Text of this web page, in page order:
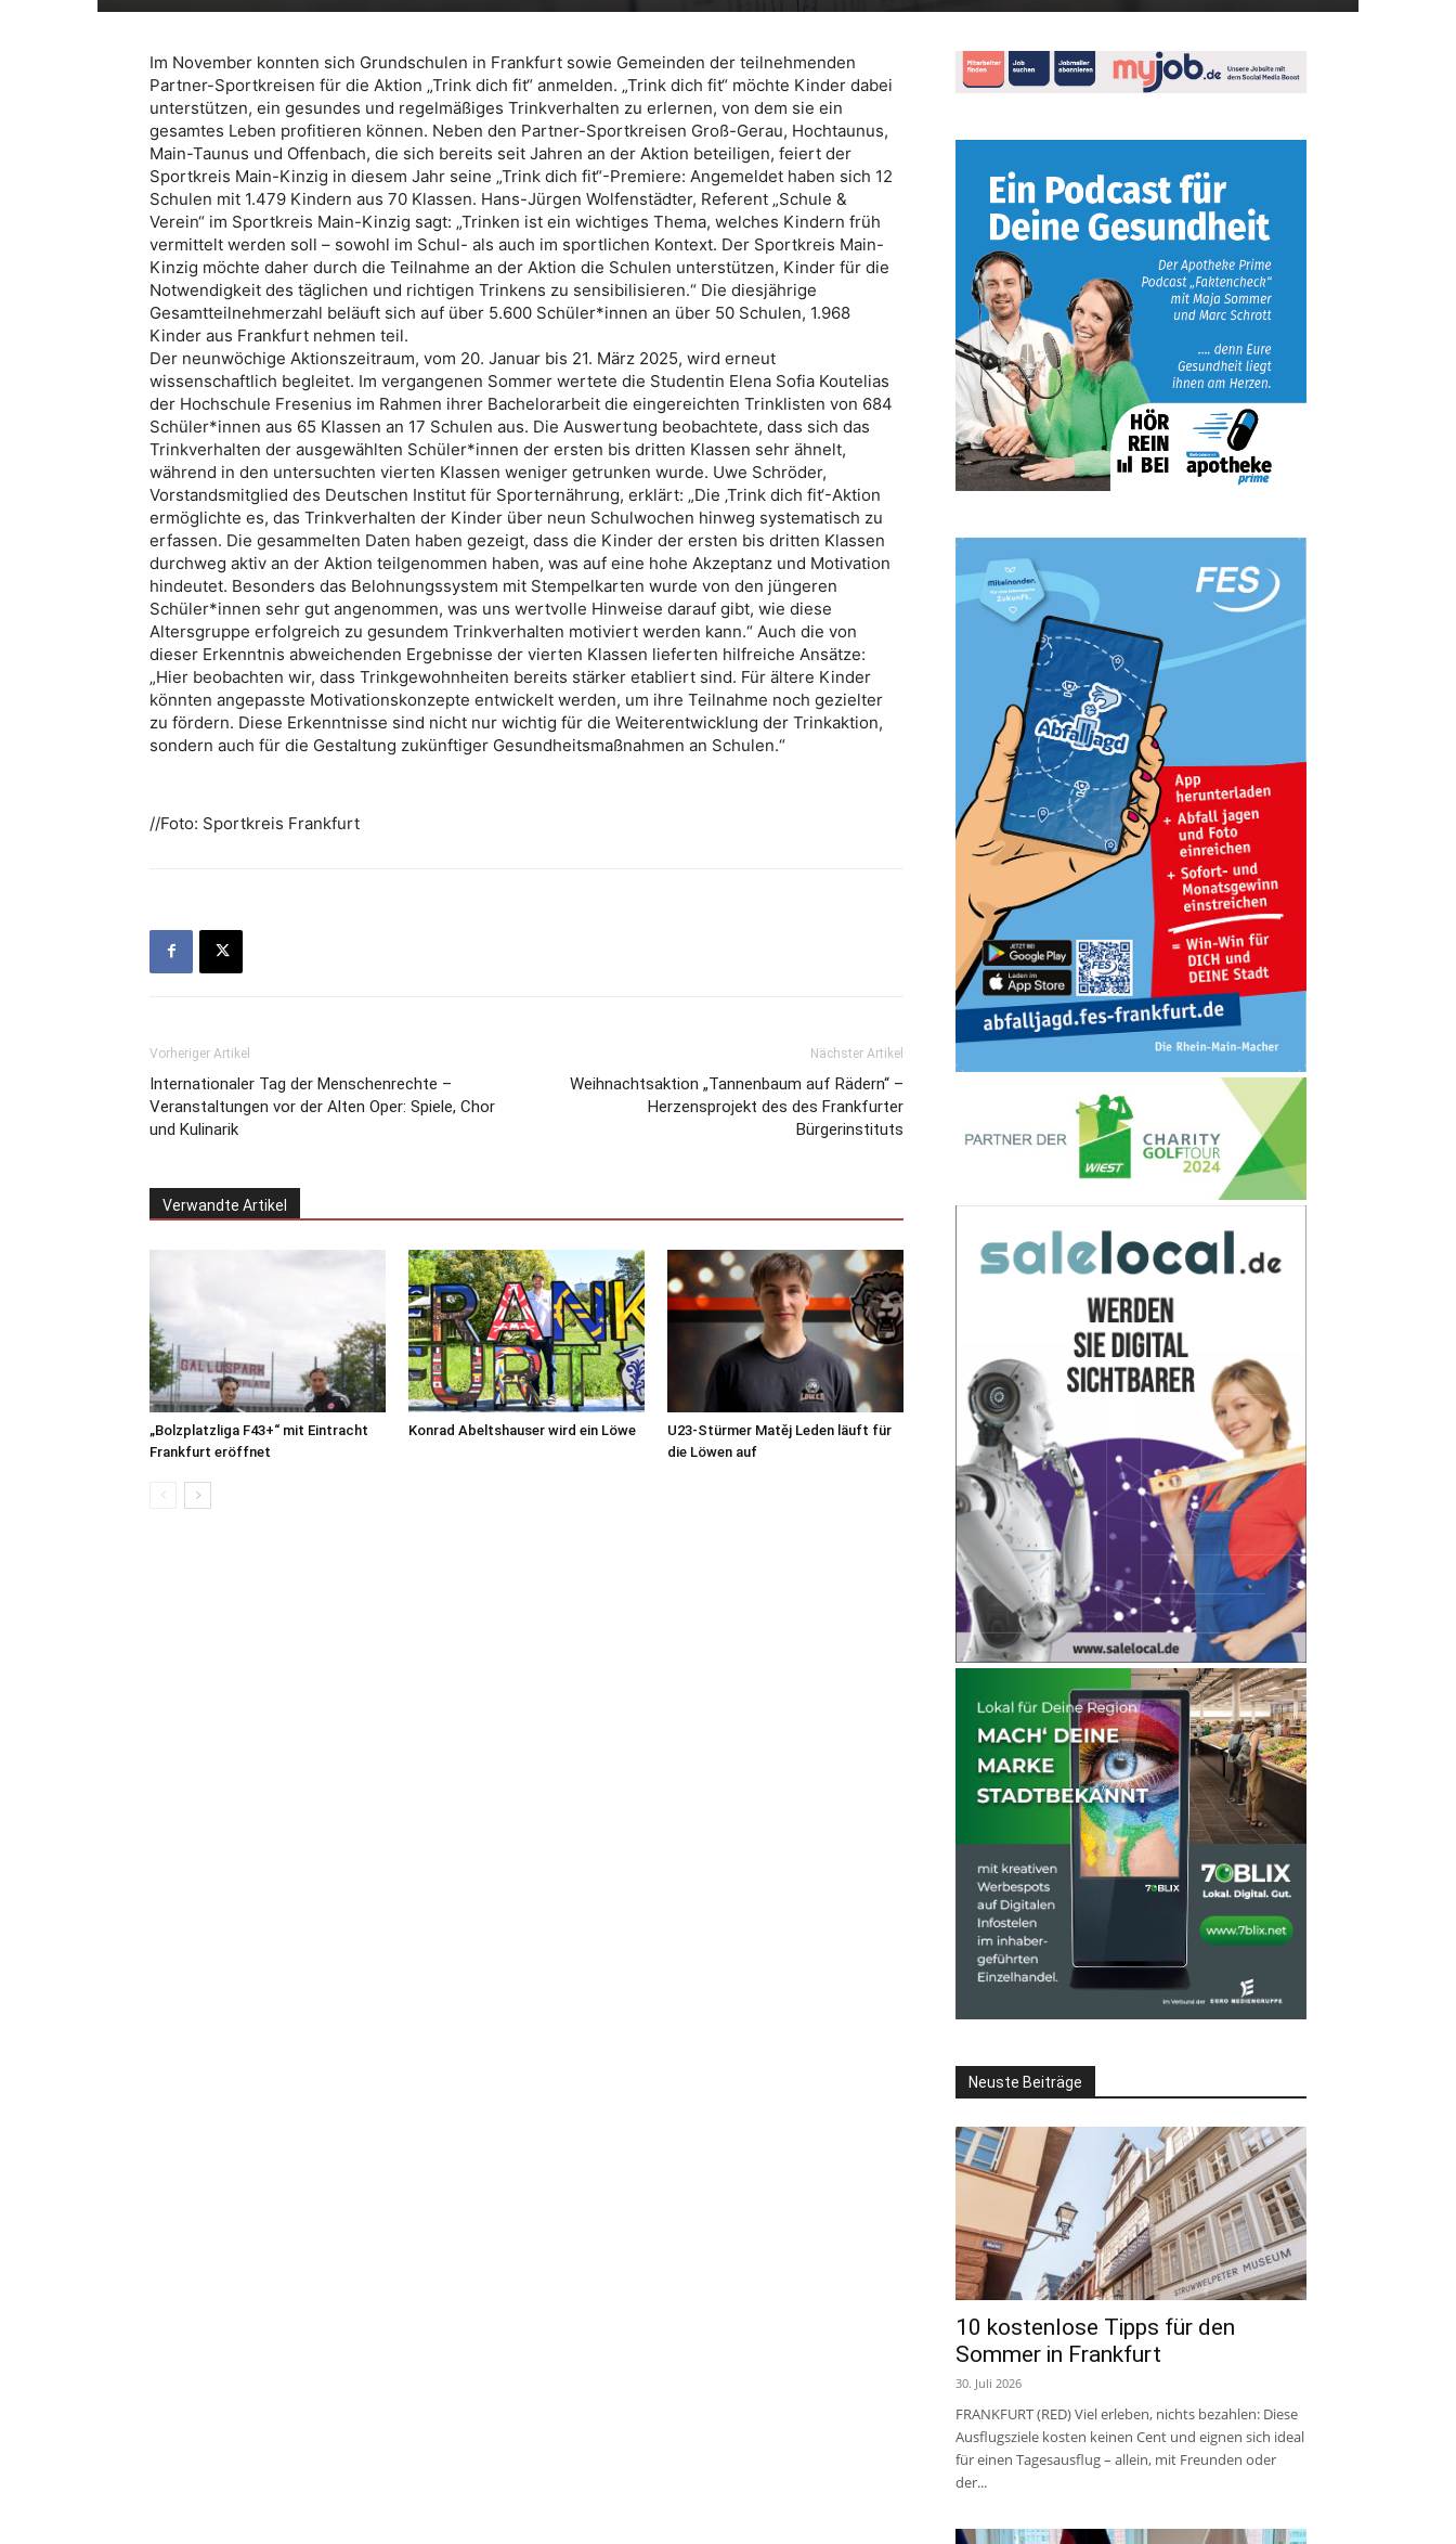
Im November konnten sich Grundschulen in Frankfurt sowie Gemeinden der teilnehmenden
Partner-Sportkreisen für die Aktion „Trink dich fit“ anmelden. „Trink dich fit“ möchte Kinder dabei
unterstützen, ein gesundes und regelmäßiges Trinkverhalten zu erlernen, von dem sie ein
gesamtes Leben profitieren können. Neben den Partner-Sportkreisen Groß-Gerau, Hochtaunus,
Main-Taunus und Offenbach, die sich bereits seit Jahren an der Aktion beteiligen, feiert der
Sportkreis Main-Kinzig in diesem Jahr seine „Trink dich fit“-Premiere: Angemeldet haben sich 12
Schulen mit 1.479 Kindern aus 70 Klassen. Hans-Jürgen Wolfenstädter, Referent „Schule &
Verein“ im Sportkreis Main-Kinzig sagt: „Trinken ist ein wichtiges Thema, welches Kindern früh
vermittelt werden soll – sowohl im Schul- als auch im sportlichen Kontext. Der Sportkreis Main-
Kinzig möchte daher durch die Teilnahme an der Aktion die Schulen unterstützen, Kinder für die
Notwendigkeit des täglichen und richtigen Trinkens zu sensibilisieren.“ Die diesjährige
Gesamtteilnehmerzahl beläuft sich auf über 5.600 Schüler*innen an über 50 Schulen, 1.968
Kinder aus Frankfurt nehmen teil.
Der neunwöchige Aktionszeitraum, vom 20. Januar bis 21. März 2025, wird erneut
wissenschaftlich begleitet. Im vergangenen Sommer wertete die Studentin Elena Sofia Koutelias
der Hochschule Fresenius im Rahmen ihrer Bachelorarbeit die eingereichten Trinklisten von 684
Schüler*innen aus 65 Klassen an 17 Schulen aus. Die Auswertung beobachtete, dass sich das
Trinkverhalten der ausgewählten Schüler*innen der ersten bis dritten Klassen sehr ähnelt,
während in den untersuchten vierten Klassen weniger getrunken wurde. Uwe Schröder,
Vorstandsmitglied des Deutschen Institut für Sporternährung, erklärt: „Die ‚Trink dich fit‘-Aktion
ermöglichte es, das Trinkverhalten der Kinder über neun Schulwochen hinweg systematisch zu
erfassen. Die gesammelten Daten haben gezeigt, dass die Kinder der ersten bis dritten Klassen
durchweg aktiv an der Aktion teilgenommen haben, was auf eine hohe Akzeptanz und Motivation
hindeutet. Besonders das Belohnungssystem mit Stempelkarten wurde von den jüngeren
Schüler*innen sehr gut angenommen, was uns wertvolle Hinweise darauf gibt, wie diese
Altersgruppe erfolgreich zu gesundem Trinkverhalten motiviert werden kann.“ Auch die von
dieser Erkenntnis abweichenden Ergebnisse der vierten Klassen lieferten hilfreiche Ansätze:
„Hier beobachten wir, dass Trinkgewohnheiten bereits stärker etabliert sind. Für ältere Kinder
könnten angepasste Motivationskonzepte entwickelt werden, um ihre Teilnahme noch gezielter
zu fördern. Diese Erkenntnisse sind nicht nur wichtig für die Weiterentwicklung der Trinkaktion,
sondern auch für die Gestaltung zukünftiger Gesundheitsmaßnahmen an Schulen.“
//Foto: Sportkreis Frankfurt
Vorheriger Artikel
Internationaler Tag der Menschenrechte –
Veranstaltungen vor der Alten Oper: Spiele, Chor
und Kulinarik
Nächster Artikel
Weihnachtsaktion „Tannenbaum auf Rädern“ –
Herzensprojekt des des Frankfurter
Bürgerinstituts
Verwandte Artikel
„Bolzplatzliga F43+“ mit Eintracht
Frankfurt eröffnet
Konrad Abeltshauser wird ein Löwe
U23-Stürmer Matěj Leden läuft für
die Löwen auf
Neuste Beiträge
10 kostenlose Tipps für den
Sommer in Frankfurt
30. Juli 2026
FRANKFURT (RED) Viel erleben, nichts bezahlen: Diese
Ausflugsziele kosten keinen Cent und eignen sich ideal
für einen Tagesausflug – allein, mit Freunden oder
der...